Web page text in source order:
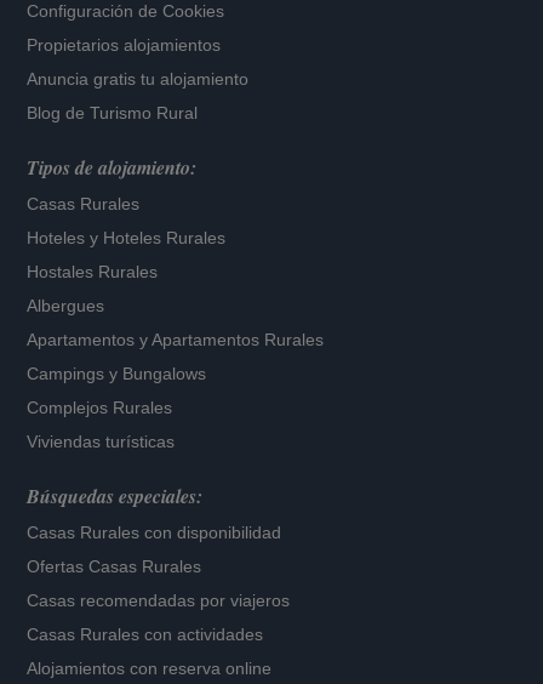
Configuración de Cookies
Propietarios alojamientos
Anuncia gratis tu alojamiento
Blog de Turismo Rural
Tipos de alojamiento:
Casas Rurales
Hoteles y Hoteles Rurales
Hostales Rurales
Albergues
Apartamentos yApartamentos Rurales
Campings y Bungalows
Complejos Rurales
Viviendas turísticas
Búsquedas especiales:
Casas Rurales con disponibilidad
Ofertas Casas Rurales
Casas recomendadas por viajeros
Casas Rurales con actividades
Alojamientos con reserva online